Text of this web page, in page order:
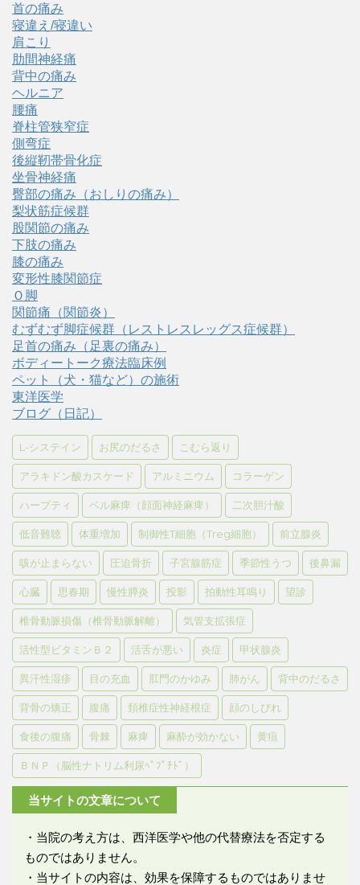
首の痛み
寝違え/寝違い
肩こり
肋間神経痛
背中の痛み
ヘルニア
腰痛
脊柱管狭窄症
側弯症
後縦靭帯骨化症
坐骨神経痛
臀部の痛み（おしりの痛み）
梨状筋症候群
股関節の痛み
下肢の痛み
膝の痛み
変形性膝関節症
Ｏ脚
関節痛（関節炎）
むずむず脚症候群（レストレスレッグス症候群）
足首の痛み（足裏の痛み）
ボディートーク療法臨床例
ペット（犬・猫など）の施術
東洋医学
ブログ（日記）
L-システイン お尻のだるさ こむら返り
アラキドン酸カスケード アルミニウム コラーゲン
ハーブティ ベル麻痺（顔面神経麻痺） 二次胆汁酸
低音難聴 体重増加 制御性T細胞（Treg細胞） 前立腺炎
咳が止まらない 圧迫骨折 子宮腺筋症 季節性うつ 後鼻漏
心臓 思春期 慢性膵炎 投影 拍動性耳鳴り 望診
椎骨動脈損傷（椎骨動脈解離） 気管支拡張症
活性型ビタミンＢ２ 活舌が悪い 炎症 甲状腺炎
異汗性湿疹 目の充血 肛門のかゆみ 肺がん 背中のだるさ
背骨の矯正 腹痛 頚椎症性神経根症 顔のしびれ
食後の腹痛 骨棘 麻痺 麻酔が効かない 黄疸
ＢＮＰ（脳性ナトリム利尿ﾍﾟﾌﾟﾁﾄﾞ）
当サイトの文章について
・当院の考え方は、西洋医学や他の代替療法を否定する
ものではありません。
・当サイトの内容は、効果を保障するものではありませ